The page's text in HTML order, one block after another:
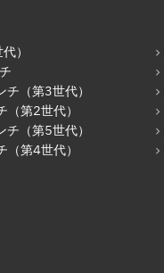
）
（第3世代）
第2世代）
（第5世代）
第4世代）